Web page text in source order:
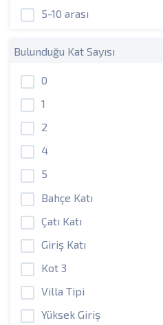
5-10 arası
Bulunduğu Kat Sayısı
0
1
2
4
5
Bahçe Katı
Çatı Katı
Giriş Katı
Kot 3
Villa Tipi
Yüksek Giriş